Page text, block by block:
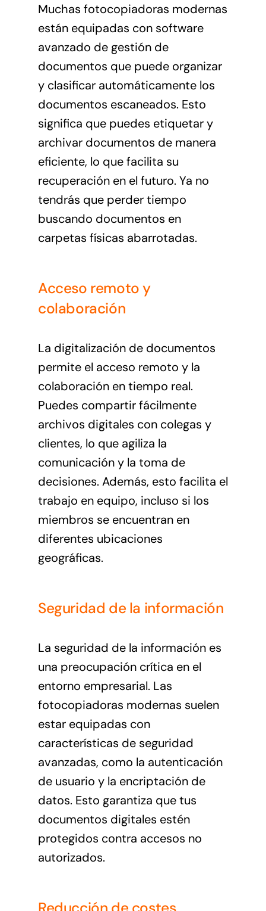
Muchas fotocopiadoras modernas
están equipadas con software
avanzado de gestión de
documentos que puede organizar
y clasificar automáticamente los
documentos escaneados. Esto
significa que puedes etiquetar y
archivar documentos de manera
eficiente, lo que facilita su
recuperación en el futuro. Ya no
tendrás que perder tiempo
buscando documentos en
carpetas físicas abarrotadas.
Acceso remoto y
colaboración
La digitalización de documentos
permite el acceso remoto y la
colaboración en tiempo real.
Puedes compartir fácilmente
archivos digitales con colegas y
clientes, lo que agiliza la
comunicación y la toma de
decisiones. Además, esto facilita el
trabajo en equipo, incluso si los
miembros se encuentran en
diferentes ubicaciones
geográficas.
Seguridad de la información
La seguridad de la información es
una preocupación crítica en el
entorno empresarial. Las
fotocopiadoras modernas suelen
estar equipadas con
características de seguridad
avanzadas, como la autenticación
de usuario y la encriptación de
datos. Esto garantiza que tus
documentos digitales estén
protegidos contra accesos no
autorizados.